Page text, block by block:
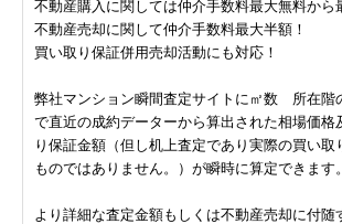
不動産購入に関しては仲介手数料最大無料から
不動産売却に関して仲介手数料最大半額！
買い取り保証併用売却活動にも対応！
弊社マンション瞬間査定サイトに㎡数 所在階
で直近の成約データーから算出された相場価格
り保証金額（但し机上査定であり実際の買い取
ものではありません。）が瞬時に算定できます。
より詳細な査定金額もしくは不動産売却に付随